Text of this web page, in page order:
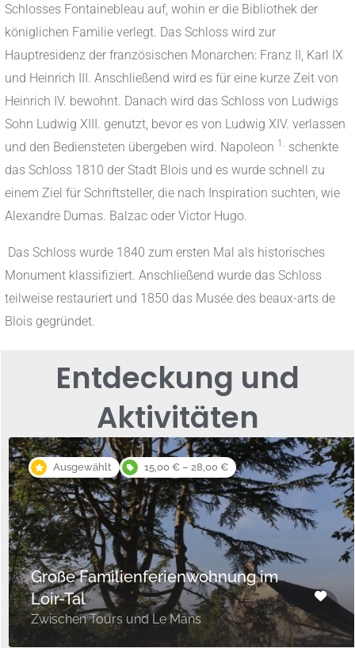
Schlosses Fontainebleau auf, wohin er die Bibliothek der
königlichen Familie verlegt. Das Schloss wird zur
Hauptresidenz der französischen Monarchen: Franz II, Karl IX
und Heinrich III. Anschließend wird es für eine kurze Zeit von
Heinrich IV. bewohnt. Danach wird das Schloss von Ludwigs
Sohn Ludwig XIII. genutzt, bevor es von Ludwig XIV. verlassen
und den Bediensteten übergeben wird. Napoleon 1.
schenkte
das Schloss 1810 der Stadt Blois und es wurde schnell zu
einem Ziel für Schriftsteller, die nach Inspiration suchten, wie
Alexandre Dumas. Balzac oder Victor Hugo.
Das Schloss wurde 1840 zum ersten Mal als historisches
Monument klassifiziert. Anschließend wurde das Schloss
teilweise restauriert und 1850 das Musée des beaux-arts de
Blois gegründet.
Entdeckung und
Aktivitäten
Ausgewählt 15,00 € – 28,00 €
Große Familienferienwohnung im
Loir-Tal
Zwischen Tours und Le Mans